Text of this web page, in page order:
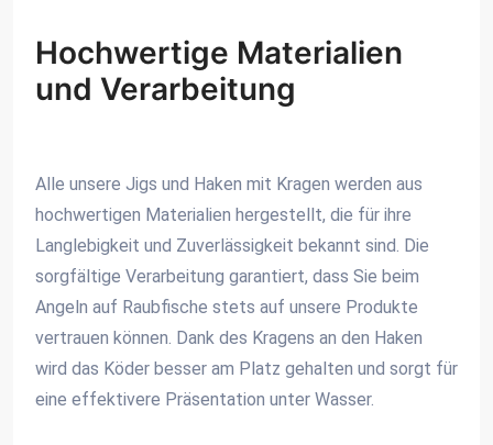
Hochwertige Materialien
und Verarbeitung
Alle unsere Jigs und Haken mit Kragen werden aus
hochwertigen Materialien hergestellt, die für ihre
Langlebigkeit und Zuverlässigkeit bekannt sind. Die
sorgfältige Verarbeitung garantiert, dass Sie beim
Angeln auf Raubfische stets auf unsere Produkte
vertrauen können. Dank des Kragens an den Haken
wird das Köder besser am Platz gehalten und sorgt für
eine effektivere Präsentation unter Wasser.